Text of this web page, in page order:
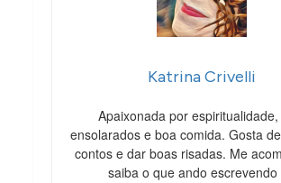
Katrina Crivelli
Apaixonada por
ensolarados e boa comida. Gosta
contos e dar boas risadas. Me
saiba o que ando escrevendo